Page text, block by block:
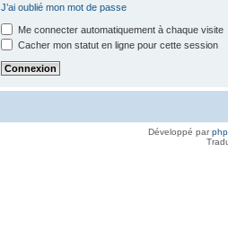
J’ai oublié mon mot de passe
Me connecter automatiquement à chaque visite
Cacher mon statut en ligne pour cette session
Développé par